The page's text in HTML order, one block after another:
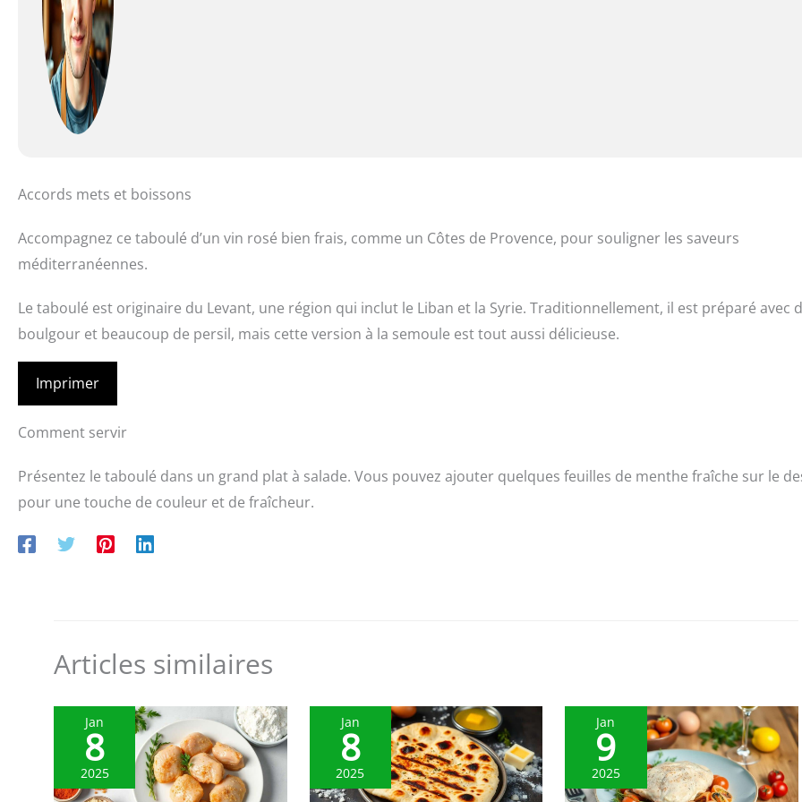
Accords mets et boissons
Accompagnez ce taboulé d’un vin rosé bien frais, comme un Côtes de Provence, pour souligner les saveurs
méditerranéennes.
Le taboulé est originaire du Levant, une région qui inclut le Liban et la Syrie. Traditionnellement, il est préparé avec
boulgour et beaucoup de persil, mais cette version à la semoule est tout aussi délicieuse.
Imprimer
Comment servir
Présentez le taboulé dans un grand plat à salade. Vous pouvez ajouter quelques feuilles de menthe fraîche sur le
pour une touche de couleur et de fraîcheur.
Articles similaires
Jan
8
2025
Jan
8
2025
Jan
9
2025